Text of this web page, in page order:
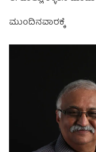
ಮುಂದಿನವಾರಕ್ಕೆ